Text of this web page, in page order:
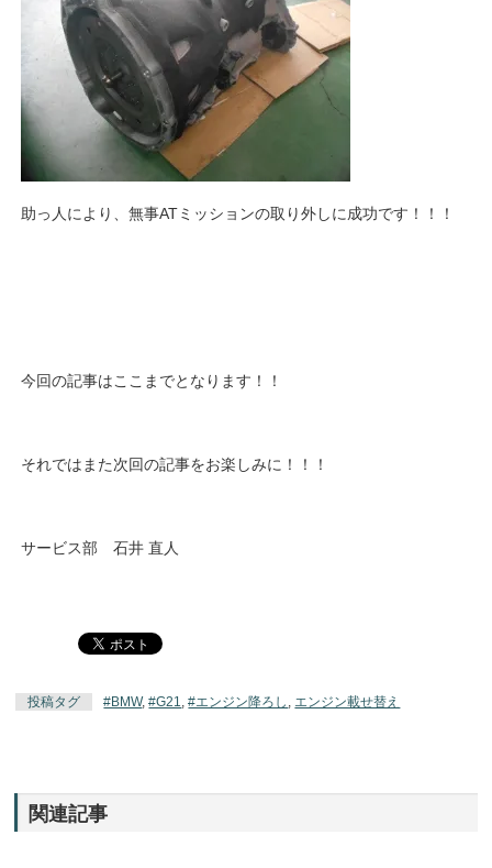
助っ人により、無事ATミッションの取り外しに成功です！！！
今回の記事はここまでとなります！！
それではまた次回の記事をお楽しみに！！！
サービス部 石井 直人
投稿タグ #BMW,#G21,#エンジン降ろし , エンジン載せ替え
関連記事